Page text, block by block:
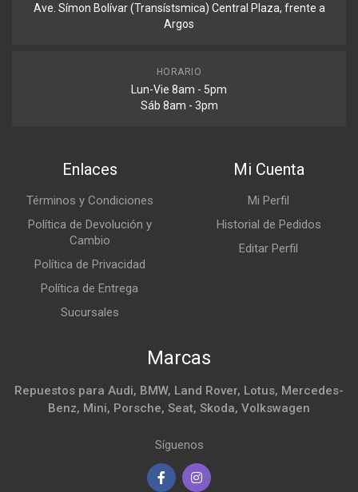
Ave. Símon Bolívar (Transístsmica) Central Plaza, frente a
Argos
HORARIO
Lun-Vie 8am - 5pm
Sáb 8am - 3pm
Enlaces
Términos y Condiciones
Política de Devolución y
Cambio
Política de Privacidad
Política de Entrega
Sucursales
Mi Cuenta
Mi Perfil
Historial de Pedidos
Editar Perfil
Marcas
Repuestos para Audi, BMW, Land Rover, Lotus, Mercedes-
Benz, Mini, Porsche, Seat, Skoda, Volkswagen
Síguenos